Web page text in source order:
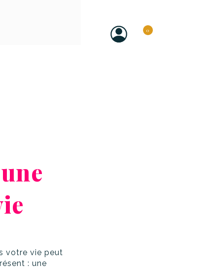
0
votre vie peut
: une